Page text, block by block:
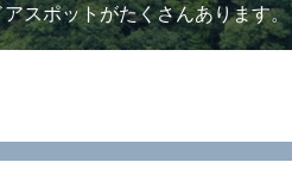
アスポットがたくさんあります。